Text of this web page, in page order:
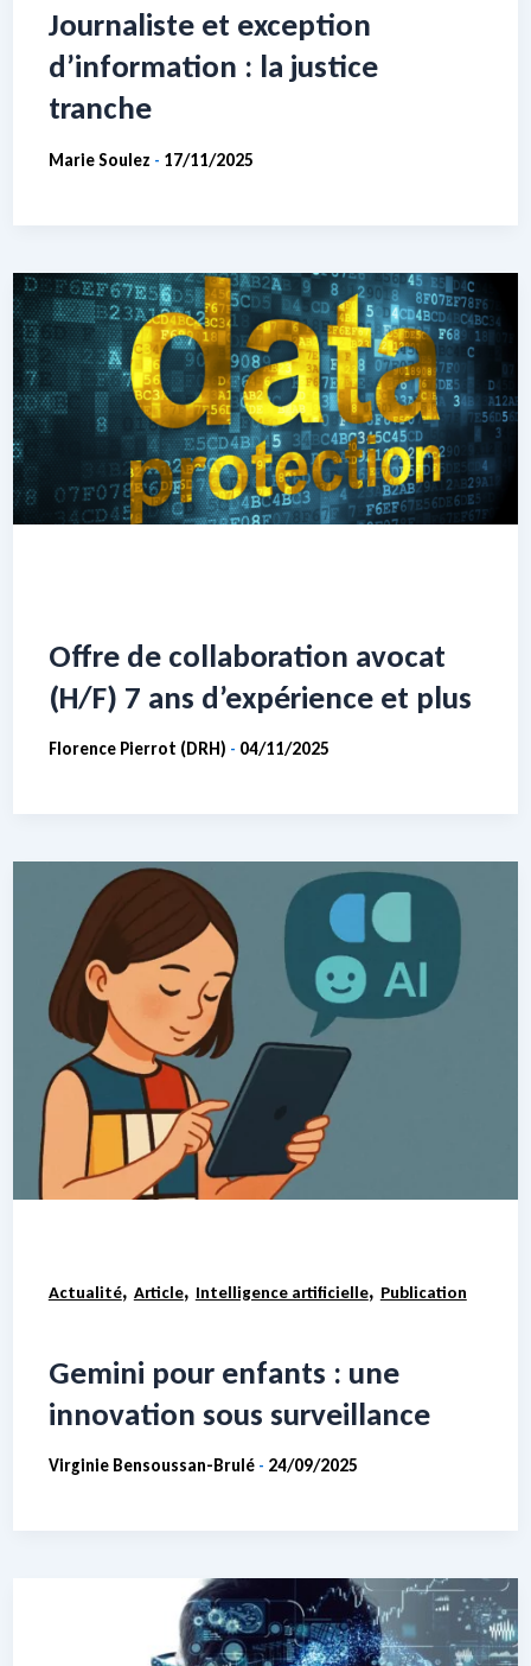
Journaliste et exception
d’information : la justice
tranche
Marie Soulez - 17/11/2025
Offre de collaboration avocat
(H/F) 7 ans d’expérience et plus
Florence Pierrot (DRH) - 04/11/2025
Actualité, Article, Intelligence artificielle, Publication
Gemini pour enfants : une
innovation sous surveillance
Virginie Bensoussan-Brulé - 24/09/2025